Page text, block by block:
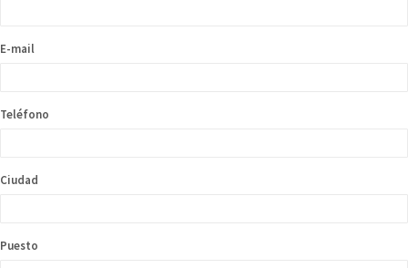
E-mail
Teléfono
Ciudad
Puesto